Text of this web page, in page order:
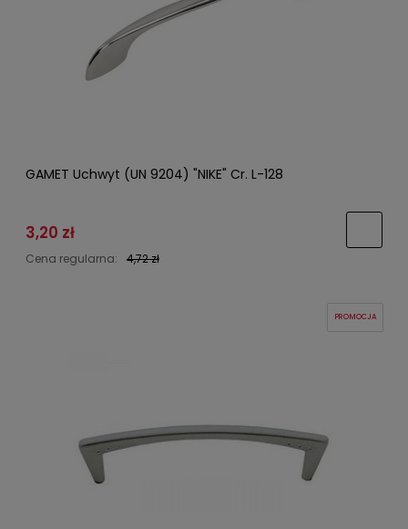
GAMET Uchwyt (UN 9204) "NIKE" Cr. L-128
3,20 zł
Cena regularna: 4,72 zł
PROMOCJA